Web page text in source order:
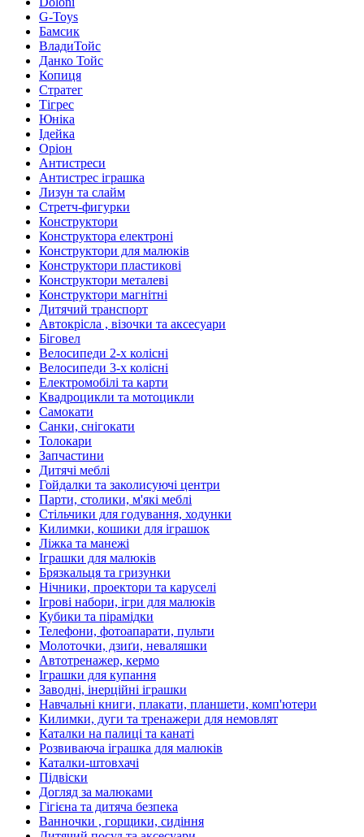
G-Toys
Бамсик
ВладиТойс
Данко Тойс
Копиця
Стратег
Тігрес
Юніка
Ідейка
Оріон
Антистреси
Антистрес іграшка
Лизун та слайм
Стретч-фигурки
Конструктори
Конструктора електроні
Конструктори для малюків
Конструктори пластикові
Конструктори металеві
Конструктори магнітні
Дитячий транспорт
Автокрісла , візочки та аксесуари
Біговел
Велосипеди 2-х колісні
Велосипеди 3-х колісні
Електромобілі та карти
Квадроцикли та мотоцикли
Самокати
Санки, снігокати
Толокари
Запчастини
Дитячі меблі
Гойдалки та заколисуючі центри
Парти, столики, м'які меблі
Стільчики для годування, ходунки
Килимки, кошики для іграшок
Ліжка та манежі
Іграшки для малюків
Брязкальця та гризунки
Нічники, проектори та каруселі
Ігрові набори, ігри для малюків
Кубики та пірамідки
Телефони, фотоапарати, пульти
Молоточки, дзиґи, неваляшки
Автотренажер, кермо
Іграшки для купання
Заводні, інерційні іграшки
Навчальні книги, плакати, планшети, комп'ютери
Килимки, дуги та тренажери для немовлят
Каталки на палиці та канаті
Розвиваюча іграшка для малюків
Каталки-штовхачі
Підвіски
Догляд за малюками
Гігієна та дитяча безпека
Ванночки , горщики, сидіння